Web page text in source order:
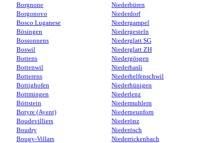
Borgnone
Borgonovo
Bosco Luganese
Bösingen
Bossonnens
Boswil
Bottens
Bottenwil
Botterens
Bottighofen
Bottmingen
Böttstein
Botyre (Ayent)
Boudevilliers
Boudry
Bougy-Villars
Niederbüren
Niederdorf
Niedergampel
Niedergesteln
Niederglatt SG
Niederglatt ZH
Niedergösgen
Niederhasli
Niederhelfenschwil
Niederhünigen
Niederlenz
Niedermuhlern
Niederneunforn
Niederönz
Niederösch
Niederrickenbach